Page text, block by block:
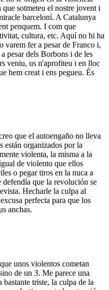
que sotmeteu el nostre jovent i
barceloní. A Catalunya
penquem. I com que
cultura, etc. Aquí no hi ha
varem fer a pesar de Franco i,
pesar dels Borbons i de les
veniu, us n'aprofiteu i en lloc
hem creat i ens pegueu. És
que el autoengaño no lleva
están organizados por la
violenta, la misma a la
de violento que ellos
o pegar tiros en la nuca a
que la revolución se
Hecharle la culpa al
perfecta para que los
anchas.
unos violentos cometan
de un 3. Me parece una
triste, la culpa de la